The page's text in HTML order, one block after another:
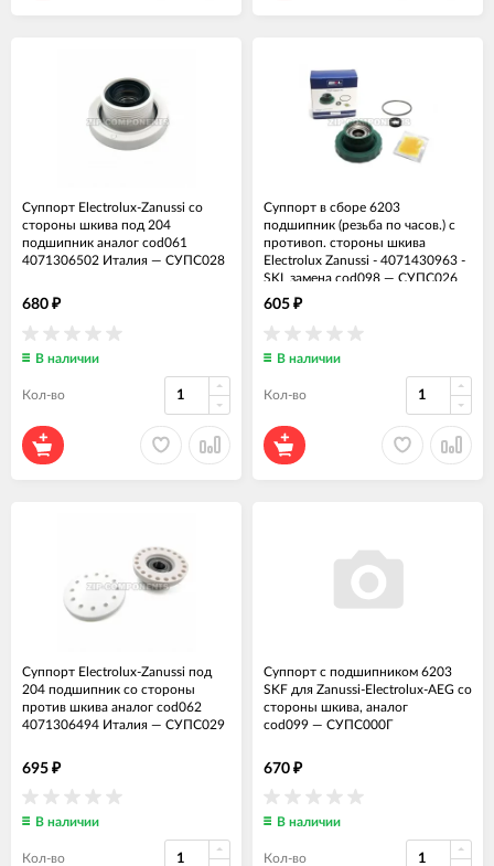
Суппорт Electrolux-Zanussi со
стороны шкива под 204
подшипник аналог cod061
4071306502 Италия — СУПС028
680 ₽
В наличии
Кол-во
Суппорт в сборе 6203
подшипник (резьба по часов.) с
противоп. стороны шкива
Electrolux Zanussi - 4071430963 -
SKL замена cod098 — СУПС026
605 ₽
В наличии
Кол-во
Суппорт Electrolux-Zanussi под
204 подшипник со стороны
против шкива аналог cod062
4071306494 Италия — СУПС029
695 ₽
В наличии
Кол-во
Суппорт с подшипником 6203
SKF для Zanussi-Electrolux-AEG со
стороны шкива, аналог
cod099 — СУПС000Г
670 ₽
В наличии
Кол-во